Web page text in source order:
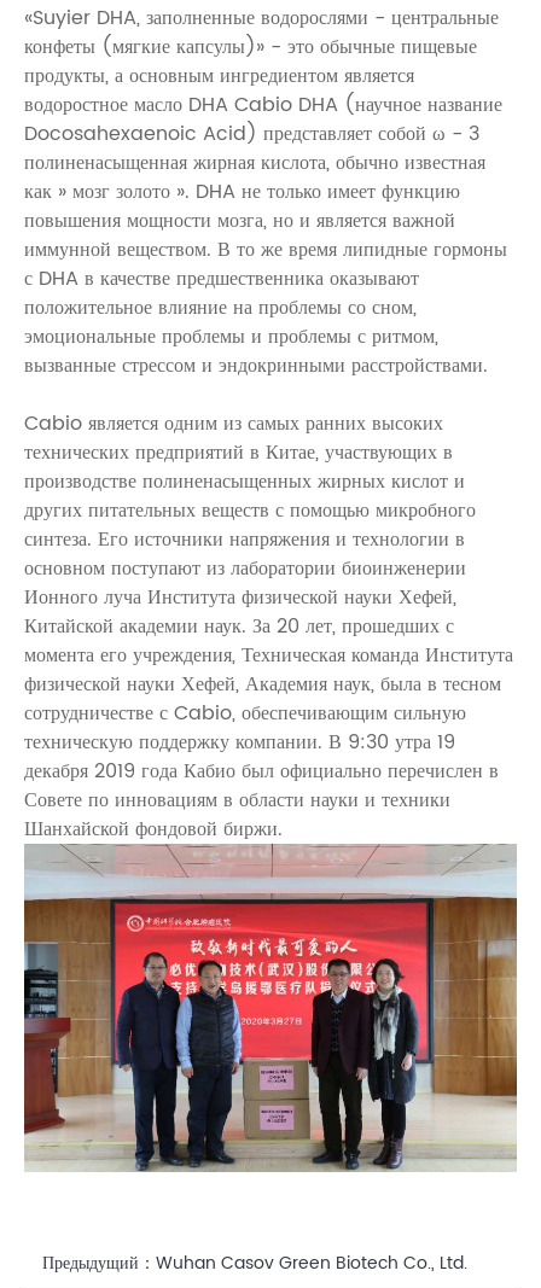
«Suyier DHA, заполненные водорослями - центральные
конфеты (мягкие капсулы)» - это обычные пищевые
продукты, а основным ингредиентом является
водоростное масло DHA Cabio DHA (научное название
Docosahexaenoic Acid) представляет собой ω - 3
полиненасыщенная жирная кислота, обычно известная
как » мозг золото ». DHA не только имеет функцию
повышения мощности мозга, но и является важной
иммунной веществом. В то же время липидные гормоны
с DHA в качестве предшественника оказывают
положительное влияние на проблемы со сном,
эмоциональные проблемы и проблемы с ритмом,
вызванные стрессом и эндокринными расстройствами.
Cabio является одним из самых ранних высоких
технических предприятий в Китае, участвующих в
производстве полиненасыщенных жирных кислот и
других питательных веществ с помощью микробного
синтеза. Его источники напряжения и технологии в
основном поступают из лаборатории биоинженерии
Ионного луча Института физической науки Хефей,
Китайской академии наук. За 20 лет, прошедших с
момента его учреждения, Техническая команда Института
физической науки Хефей, Академия наук, была в тесном
сотрудничестве с Cabio, обеспечивающим сильную
техническую поддержку компании. В 9:30 утра 19
декабря 2019 года Кабио был официально перечислен в
Совете по инновациям в области науки и техники
Шанхайской фондовой биржи.
Предыдущий： Wuhan Casov Green Biotech Co., Ltd.